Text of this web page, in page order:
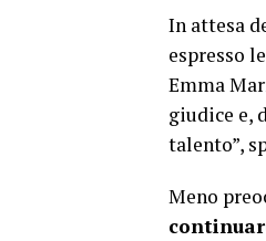
In attesa
espresso
Emma
giudice e,
talento”,
Meno